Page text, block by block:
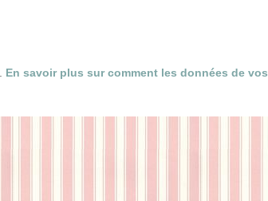
En savoir plus sur comment les données de vos